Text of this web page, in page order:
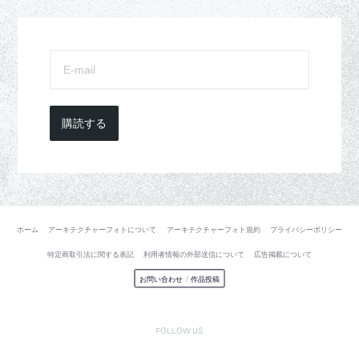
購読する
ホーム アーキテクチャーフォトについて アーキテクチャーフォト規約 プライバシーポリシー
特定商取引法に関する表記 利用者情報の外部送信について 広告掲載について
お問い合わせ / 作品投稿